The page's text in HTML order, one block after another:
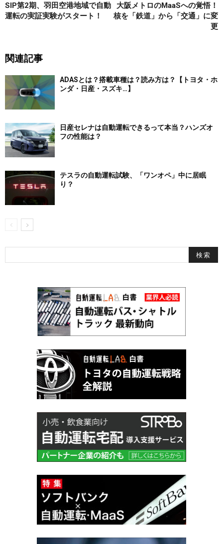
SIP第2期、羽田空港地域で自動
運転の実証実験がスタート！
大阪メトロのMaaSへの覚悟！
核を「鉄道」から「交通」に変
更
関連記事
ADASとは？搭載車種は？読み方は？【トヨタ・ホ
ンダ・日産・スズキ…】
日産セレナは自動運転できるって本当？ハンズオ
フの性能は？
テスラの自動運転試験、「ワンオペ」中に居眠
り？